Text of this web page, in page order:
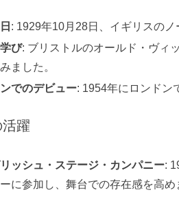
: 1929年10月28日、イギリスの
び: ブリストルのオールド・ヴィ
ました。
でのデビュー: 1954年にロンドン
躍
ッシュ・ステージ・カンパニー:
に参加し、舞台での存在感を高め